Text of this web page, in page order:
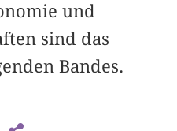
und
sind das
Bandes.